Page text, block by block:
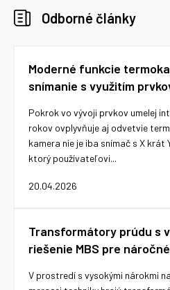
Odborné články
Moderné funkcie
snímanie s využitím
20.04.2026
Pokrok vo vývoji prvkov umelej
rokov ovplyvňuje aj odvetvie
kamera nie je iba snímač s X krát
ktorý používateľovi...
Transformátory prúdu s
riešenie MBS pre
V prostredí s vysokými nárokmi